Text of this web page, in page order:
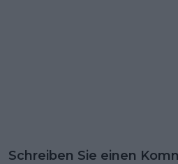
Schreiben Sie einen